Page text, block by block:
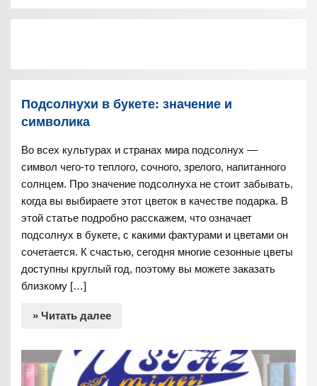
Подсолнухи в букете: значение и
символика
Во всех культурах и странах мира подсолнух —
символ чего-то теплого, сочного, зрелого, напитанного
солнцем. Про значение подсолнуха не стоит забывать,
когда вы выбираете этот цветок в качестве подарка. В
этой статье подробно расскажем, что означает
подсолнух в букете, с какими фактурами и цветами он
сочетается. К счастью, сегодня многие сезонные цветы
доступны круглый год, поэтому вы можете заказать
близкому […]
» Читать далее